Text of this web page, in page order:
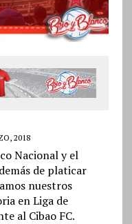
2018
Nacional y el
de platicar
nuestros
en Liga de
al Cibao FC.